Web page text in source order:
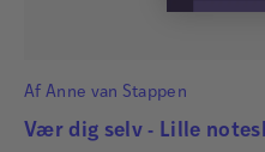
Af Anne van Stappen
Vær dig selv - Lille